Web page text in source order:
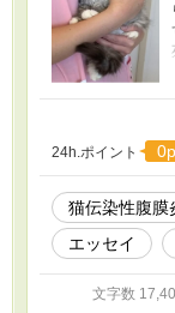
24h.ポイント
猫伝染性腹膜
エッセイ
文字数